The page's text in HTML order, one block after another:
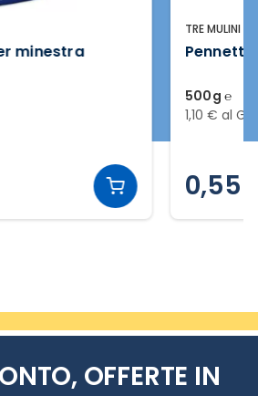
minestra
TRE MULINI
500g ℮
1,10 € al GR
0,55
OFFERTE IN